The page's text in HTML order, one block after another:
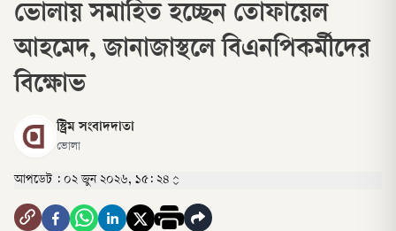
ভোলায় সমাহিত হচ্ছেন তোফায়েল
আহমেদ, জানাজাস্থলে বিএনপিকর্মীদের
বিক্ষোভ
স্ট্রিম সংবাদদাতা
ভোলা
আপডেট : ০২ জুন ২০২৬, ১৫: ২৪